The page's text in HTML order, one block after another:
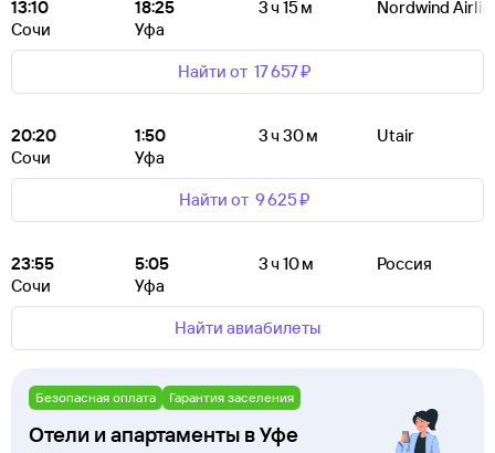
13:10
Сочи
18:25
Уфа
3 ч 15 м Nordwind
Найти от 17 ⁠657 ⁠₽
20:20
Сочи
1:50
Уфа
3 ч 30 м Utair
Найти от 9 ⁠625 ⁠₽
23:55
Сочи
5:05
Уфа
3 ч 10 м Россия
Найти авиабилеты
Безопасная оплата Гарантия заселения
Отели и апартаменты в Уфе